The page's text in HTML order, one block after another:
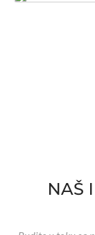
NAŠ